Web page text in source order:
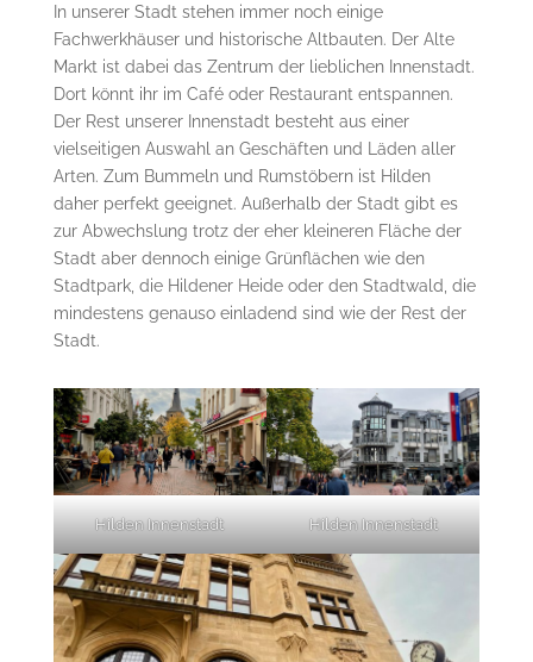
In unserer Stadt stehen immer noch einige
Fachwerkhäuser und historische Altbauten. Der Alte
Markt ist dabei das Zentrum der lieblichen Innenstadt.
Dort könnt ihr im Café oder Restaurant entspannen.
Der Rest unserer Innenstadt besteht aus einer
vielseitigen Auswahl an Geschäften und Läden aller
Arten. Zum Bummeln und Rumstöbern ist Hilden
daher perfekt geeignet. Außerhalb der Stadt gibt es
zur Abwechslung trotz der eher kleineren Fläche der
Stadt aber dennoch einige Grünflächen wie den
Stadtpark, die Hildener Heide oder den Stadtwald, die
mindestens genauso einladend sind wie der Rest der
Stadt.
Hilden Innenstadt Hilden Innenstadt